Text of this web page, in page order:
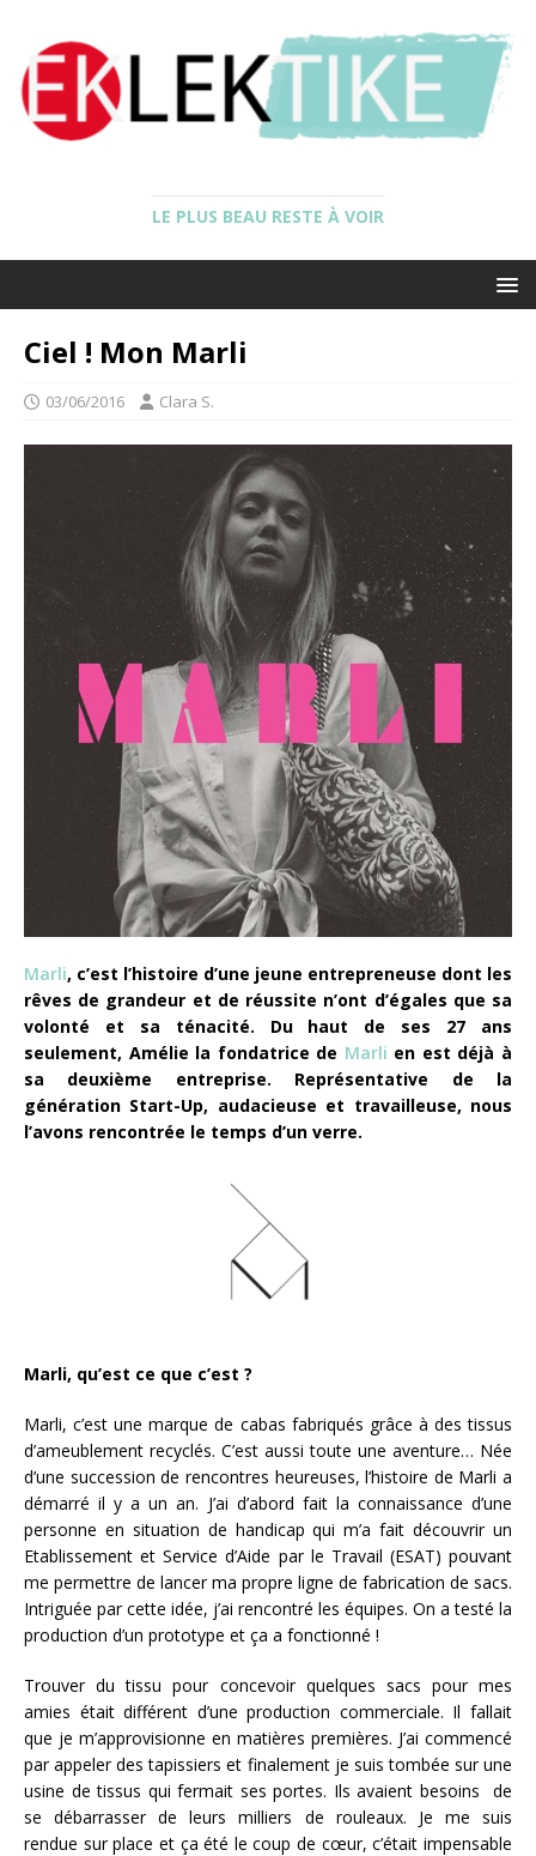
LE PLUS BEAU RESTE À VOIR
Ciel ! Mon Marli
03/06/2016 Clara S.
Marli, c’est l’histoire d’une jeune entrepreneuse dont les
rêves de grandeur et de réussite n’ont d’égales que sa
volonté et sa ténacité. Du haut de ses 27 ans
seulement, Amélie la fondatrice de Marli en est déjà à
sa deuxième entreprise. Représentative de la
génération Start-Up, audacieuse et travailleuse, nous
l’avons rencontrée le temps d’un verre.
Marli, qu’est ce que c’est ?
Marli, c’est une marque de cabas fabriqués grâce à des tissus
d’ameublement recyclés. C’est aussi toute une aventure… Née
d’une succession de rencontres heureuses, l’histoire de Marli a
démarré il y a un an. J’ai d’abord fait la connaissance d’une
personne en situation de handicap qui m’a fait découvrir un
Etablissement et Service d’Aide par le Travail (ESAT) pouvant
me permettre de lancer ma propre ligne de fabrication de sacs.
Intriguée par cette idée, j’ai rencontré les équipes. On a testé la
production d’un prototype et ça a fonctionné !
Trouver du tissu pour concevoir quelques sacs pour mes
amies était différent d’une production commerciale. Il fallait
que je m’approvisionne en matières premières. J’ai commencé
par appeler des tapissiers et finalement je suis tombée sur une
usine de tissus qui fermait ses portes. Ils avaient besoins de
se débarrasser de leurs milliers de rouleaux. Je me suis
rendue sur place et ça été le coup de cœur, c’était impensable